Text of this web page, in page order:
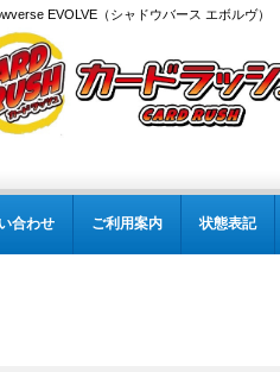
EVOLVE（シャドウバース エボルヴ
合わせ ご利用案内 状態表記